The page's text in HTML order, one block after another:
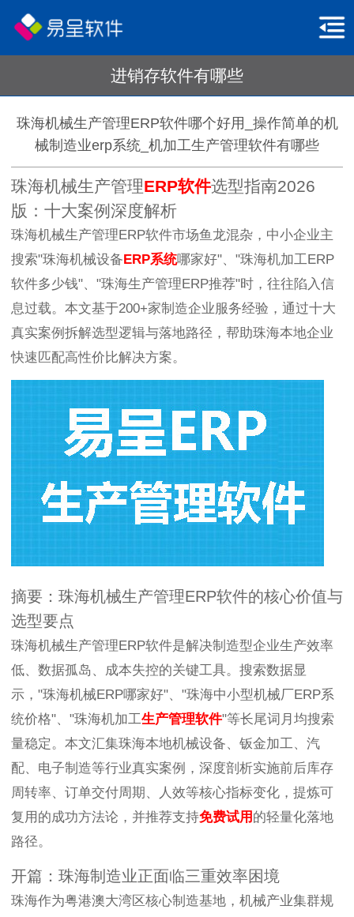
进销存软件有哪些
珠海机械生产管理ERP软件哪个好用_操作简单的机
械制造业erp系统_机加工生产管理软件有哪些
珠海机械生产管理ERP软件选型指南2026
版：十大案例深度解析
珠海机械生产管理ERP软件市场鱼龙混杂，中小企业主
搜索"珠海机械设备ERP系统哪家好"、"珠海机加工ERP
软件多少钱"、"珠海生产管理ERP推荐"时，往往陷入信
息过载。本文基于200+家制造企业服务经验，通过十大
真实案例拆解选型逻辑与落地路径，帮助珠海本地企业
快速匹配高性价比解决方案。
摘要：珠海机械生产管理ERP软件的核心价值与
选型要点
珠海机械生产管理ERP软件是解决制造型企业生产效率
低、数据孤岛、成本失控的关键工具。搜索数据显
示，"珠海机械ERP哪家好"、"珠海中小型机械厂ERP系
统价格"、"珠海机加工生产管理软件"等长尾词月均搜索
量稳定。本文汇集珠海本地机械设备、钣金加工、汽
配、电子制造等行业真实案例，深度剖析实施前后库存
周转率、订单交付周期、人效等核心指标变化，提炼可
复用的成功方法论，并推荐支持免费试用 的轻量化落地
路径。
开篇：珠海制造业正面临三重效率困境
珠海作为粤港澳大湾区核心制造基地，机械产业集群规